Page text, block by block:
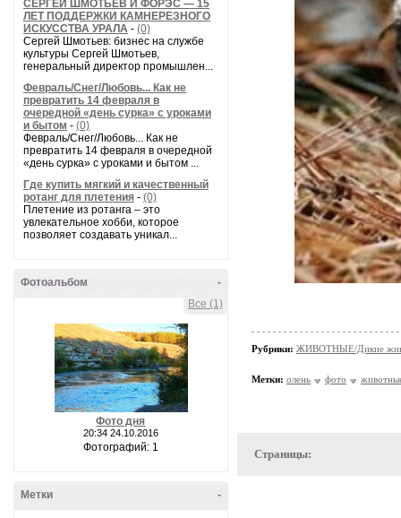
СЕРГЕЙ ШМОТЬЕВ И ФОРЭС — 15
ЛЕТ ПОДДЕРЖКИ КАМНЕРЕЗНОГО
ИСКУССТВА УРАЛА - (0)
Сергей Шмотьев: бизнес на службе
культуры Сергей Шмотьев,
генеральный директор промышлен...
Февраль/Снег/Любовь... Как не
превратить 14 февраля в
очередной «день сурка» с уроками
и бытом - (0)
Февраль/Снег/Любовь... Как не
превратить 14 февраля в очередной
«день сурка» с уроками и бытом ...
Где купить мягкий и качественный
ротанг для плетения - (0)
Плетение из ротанга – это
увлекательное хобби, которое
позволяет создавать уникал...
-
Фотоальбом
Все (1)
Фото дня
20:34 24.10.2016
Фотографий: 1
-
Метки
Рубрики: ЖИВОТНЫЕ/Дикие
Метки: олень фото
Страницы: